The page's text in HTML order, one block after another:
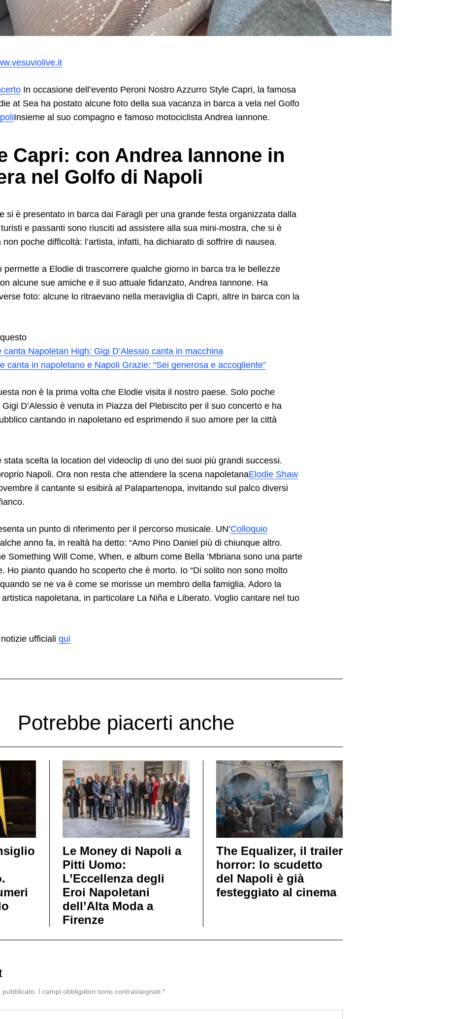
In occasione dell’evento Peroni Nostro Azzurro Style Capri, la famosa
at Sea ha postato alcune foto della sua vacanza in barca a vela nel Golfo
Insieme al suo compagno e famoso motociclista Andrea Iannone.
Capri: con Andrea Iannone in
nel Golfo di Napoli
si è presentato in barca dai Faragli per una grande festa organizzata dalla
e passanti sono riusciti ad assistere alla sua mini-mostra, che si è
non poche difficoltà: l’artista, infatti, ha dichiarato di soffrire di nausea.
permette a Elodie di trascorrere qualche giorno in barca tra le bellezze
alcune sue amiche e il suo attuale fidanzato, Andrea Iannone. Ha
foto: alcune lo ritraevano nella meraviglia di Capri, altre in barca con la
canta Napoletan High: Gigi D’Alessio canta in macchina
canta in napoletano e Napoli Grazie: “Sei generosa e accogliente”
non è la prima volta che Elodie visita il nostro paese. Solo poche
D’Alessio è venuta in Piazza del Plebiscito per il suo concerto e ha
cantando in napoletano ed esprimendo il suo amore per la città
stata scelta la location del videoclip di uno dei suoi più grandi successi.
Napoli. Ora non resta che attendere la scena napoletanaElodie Shaw
il cantante si esibirà al Palapartenopa, invitando sul palco diversi
un punto di riferimento per il percorso musicale. UN’Colloquio
anno fa, in realtà ha detto: “Amo Pino Daniel più di chiunque altro.
Something Will Come, When, e album come Bella ‘Mbriana sono una parte
Ho pianto quando ho scoperto che è morto. Io “Di solito non sono molto
se ne va è come se morisse un membro della famiglia. Adoro la
napoletana, in particolare La Niña e Liberato. Voglio cantare nel tuo
ufficiali qui
Potrebbe piacerti anche
Le Money di Napoli a
Pitti Uomo:
L’Eccellenza degli
Eroi Napoletani
dell’Alta Moda a
Firenze
The Equalizer, il trailer
horror: lo scudetto
del Napoli è già
festeggiato al cinema
I campi obbligatori sono contrassegnati *